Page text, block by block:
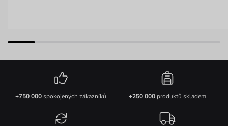
+750 000spokojených zákazníků +250 000produktů skladem